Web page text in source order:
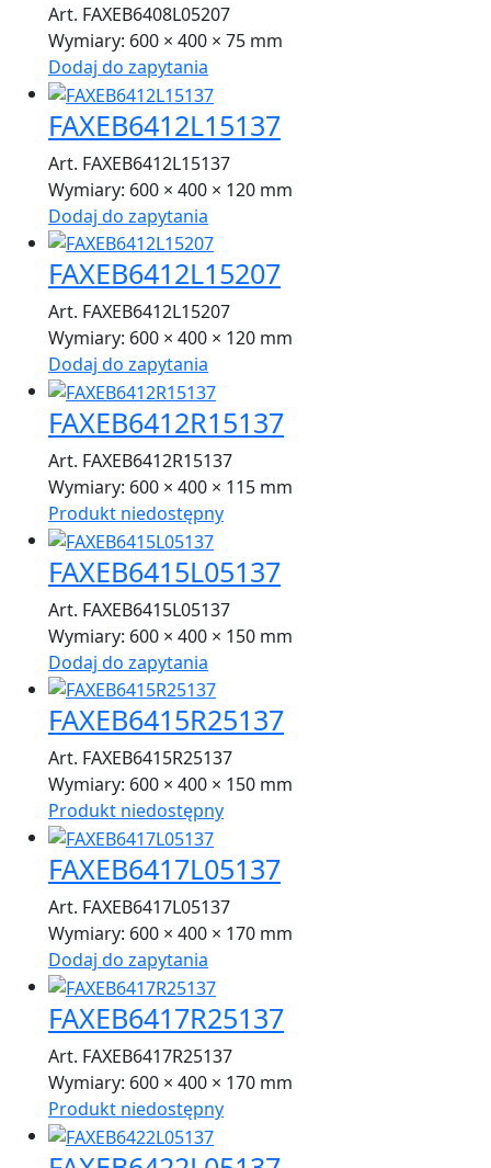
Art. FAXEB6408L05207
Wymiary: 600 × 400 × 75 mm
Dodaj do zapytania
FAXEB6412L15137
Art. FAXEB6412L15137
Wymiary: 600 × 400 × 120 mm
Dodaj do zapytania
FAXEB6412L15207
Art. FAXEB6412L15207
Wymiary: 600 × 400 × 120 mm
Dodaj do zapytania
FAXEB6412R15137
Art. FAXEB6412R15137
Wymiary: 600 × 400 × 115 mm
Produkt niedostępny
FAXEB6415L05137
Art. FAXEB6415L05137
Wymiary: 600 × 400 × 150 mm
Dodaj do zapytania
FAXEB6415R25137
Art. FAXEB6415R25137
Wymiary: 600 × 400 × 150 mm
Produkt niedostępny
FAXEB6417L05137
Art. FAXEB6417L05137
Wymiary: 600 × 400 × 170 mm
Dodaj do zapytania
FAXEB6417R25137
Art. FAXEB6417R25137
Wymiary: 600 × 400 × 170 mm
Produkt niedostępny